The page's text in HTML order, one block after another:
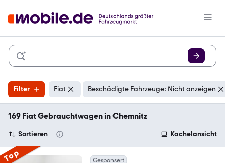
Filter Fiat Beschädigte Fahrzeuge: Nicht anzeigen
169 Fiat Gebrauchtwagen in Chemnitz
Sortieren Kachelansicht
Top Gesponsert